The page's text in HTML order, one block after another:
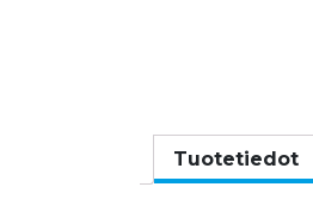
Tuotetiedot